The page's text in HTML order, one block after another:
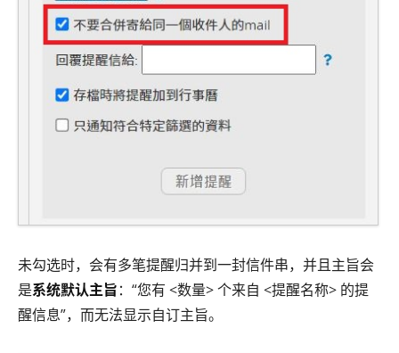
未勾选时，会有多笔提醒归并到一封信件串，并且主旨会
是系统默认主旨：“您有 <数量> 个来自 <提醒名称> 的提
醒信息”，而无法显示自订主旨。